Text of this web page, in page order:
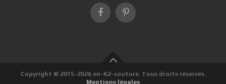
Copyright © 2015-2026 en-K2-couture. Tous droits réservés.
Mentions légales